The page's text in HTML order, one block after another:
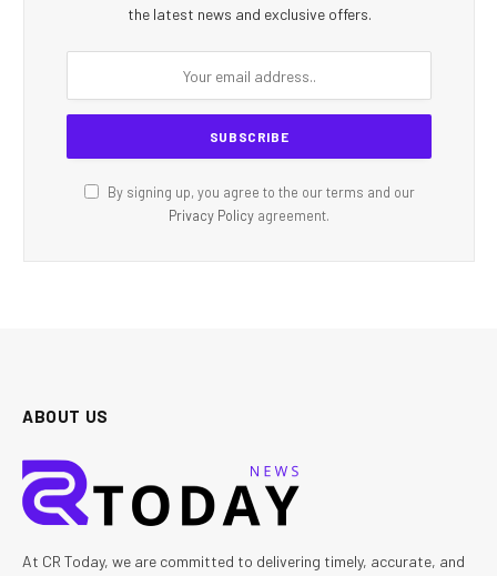
the latest news and exclusive offers.
By signing up, you agree to the our terms and our
Privacy Policy agreement.
ABOUT US
At CR Today, we are committed to delivering timely, accurate, and